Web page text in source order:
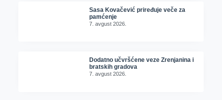
Sasa Kovačević priređuje veče za
pamćenje
7. avgust 2026.
Dodatno učvršćene veze Zrenjanina i
bratskih gradova
7. avgust 2026.